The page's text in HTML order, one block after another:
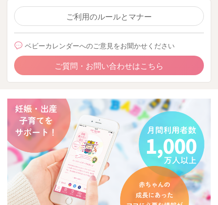
ご利用のルールとマナー
ベビーカレンダーへのご意見をお聞かせください
ご質問・お問い合わせはこちら